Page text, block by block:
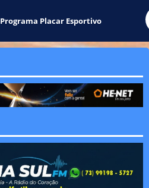
Programa Placar Esportivo